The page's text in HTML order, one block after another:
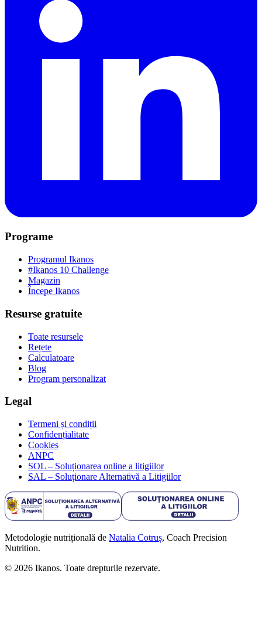
Programe
Programul Ikanos
#Ikanos 10 Challenge
Magazin
Începe Ikanos
Resurse gratuite
Toate resursele
Rețete
Calculatoare
Blog
Program personalizat
Legal
Termeni și condiții
Confidențialitate
Cookies
ANPC
SOL – Soluționarea online a litigiilor
SAL – Soluționare Alternativă a Litigiilor
Metodologie nutrițională de Natalia Cotruș, Coach Precision
Nutrition.
© 2026 Ikanos. Toate drepturile rezervate.